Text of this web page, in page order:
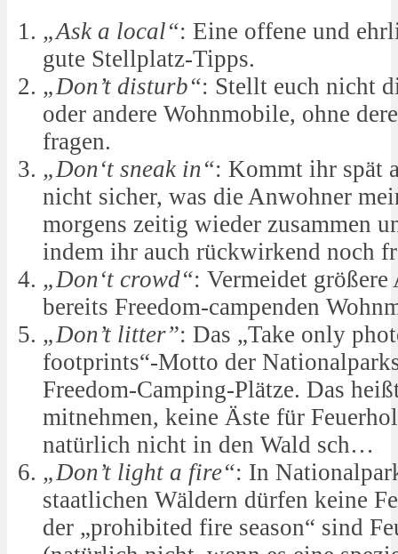
„Ask a local“: Eine offene und
gute Stellplatz-Tipps.
„Don’t disturb“: Stellt euch nicht
oder andere Wohnmobile, ohne
fragen.
„Don‘t sneak in“: Kommt ihr spät
nicht sicher, was die Anwohner
morgens zeitig wieder zusammen
indem ihr auch rückwirkend noch
„Don‘t crowd“: Vermeidet
bereits Freedom-campenden
„Don’t litter”: Das „Take only
footprints“-Motto der
Freedom-Camping-Plätze. Das
mitnehmen, keine Äste für
natürlich nicht in den Wald sch…
„Don’t light a fire“: In
staatlichen Wäldern dürfen keine
der „prohibited fire season“ sind